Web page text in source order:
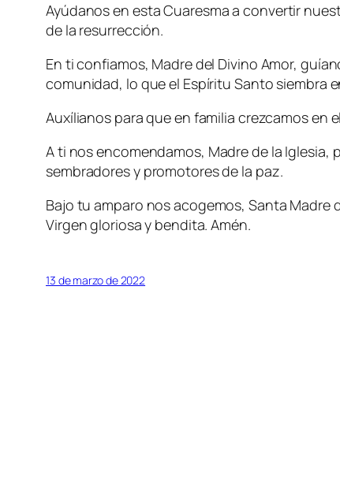
Ayúdanos en esta Cuaresma a convertir
de la resurrección.
En ti confiamos, Madre del Divino Amor,
comunidad, lo que el Espíritu Santo siembra
Auxílianos para que en familia crezcamos en
A ti nos encomendamos, Madre de la
sembradores y promotores de la paz.
Bajo tu amparo nos acogemos, Santa
Virgen gloriosa y bendita. Amén.
13 de marzo de 2022